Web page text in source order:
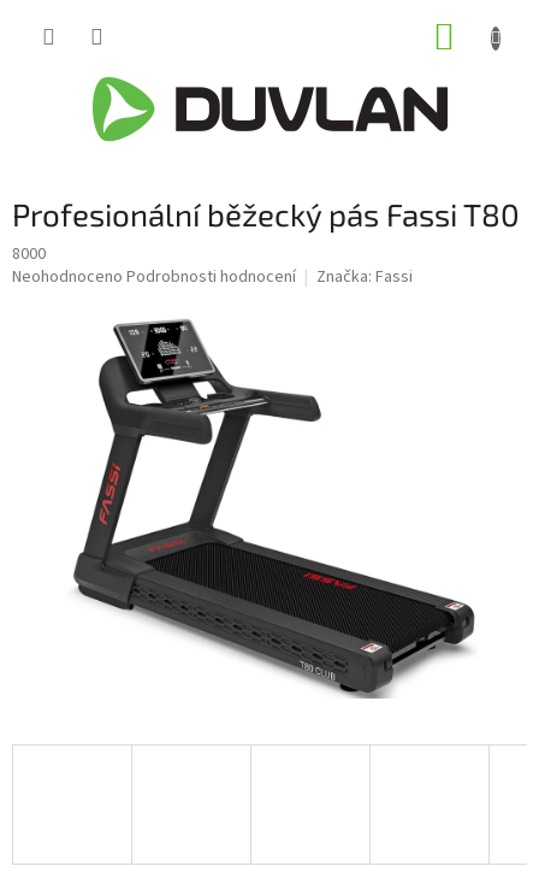
Profesionální běžecký pás Fassi T80
8000
Průměrné
Neohodnoceno Podrobnosti hodnocení Značka: Fassi